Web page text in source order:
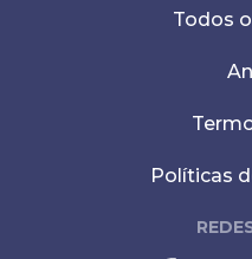
Todos
Políticas